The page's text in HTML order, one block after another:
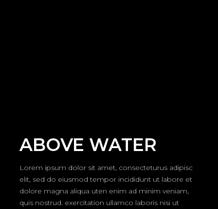
ABOVE WATER
Lorem ipsum dolor sit amet, consecteturus adipisc
elit, sed do eiusmod tempor incididunt ut labore et
dolore magna aliqua uten enim ad minim veniam,
quis nostrud. exercitation ullamco laboris nisi ut